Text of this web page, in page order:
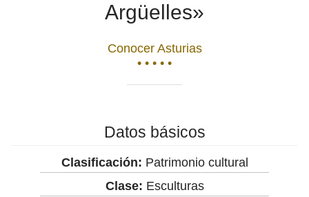
Argüelles»
Conocer Asturias
• • • • •
Datos básicos
Clasificación: Patrimonio cultural
Clase: Esculturas